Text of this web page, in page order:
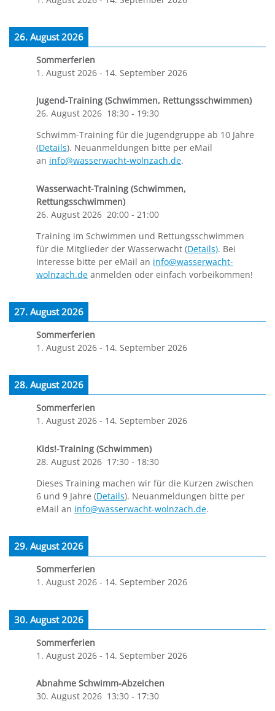
26. August 2026
Sommerferien
1. August 2026 - 14. September 2026
Jugend-Training (Schwimmen, Rettungsschwimmen)
26. August 2026 18:30 - 19:30
Schwimm-Training für die Jugendgruppe ab 10 Jahre
(Details). Neuanmeldungen bitte per eMail
an info@wasserwacht-wolnzach.de.
Wasserwacht-Training (Schwimmen,
Rettungsschwimmen)
26. August 2026 20:00 - 21:00
Training im Schwimmen und Rettungsschwimmen
für die Mitglieder der Wasserwacht (Details). Bei
Interesse bitte per eMail an info@wasserwacht-
wolnzach.de anmelden oder einfach vorbeikommen!
27. August 2026
Sommerferien
1. August 2026 - 14. September 2026
28. August 2026
Sommerferien
1. August 2026 - 14. September 2026
Kids!-Training (Schwimmen)
28. August 2026 17:30 - 18:30
Dieses Training machen wir für die Kurzen zwischen
6 und 9 Jahre (Details). Neuanmeldungen bitte per
eMail an info@wasserwacht-wolnzach.de.
29. August 2026
Sommerferien
1. August 2026 - 14. September 2026
30. August 2026
Sommerferien
1. August 2026 - 14. September 2026
Abnahme Schwimm-Abzeichen
30. August 2026 13:30 - 17:30